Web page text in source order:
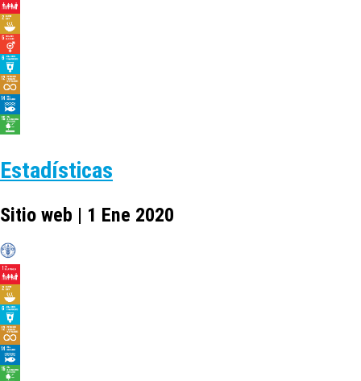
Estadísticas
Sitio web | 1 Ene 2020